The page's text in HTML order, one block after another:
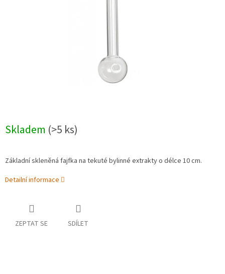
Skladem (>5 ks)
Základní skleněná fajfka na tekuté bylinné extrakty o délce 10 cm.
Detailní informace
ZEPTAT SE SDÍLET